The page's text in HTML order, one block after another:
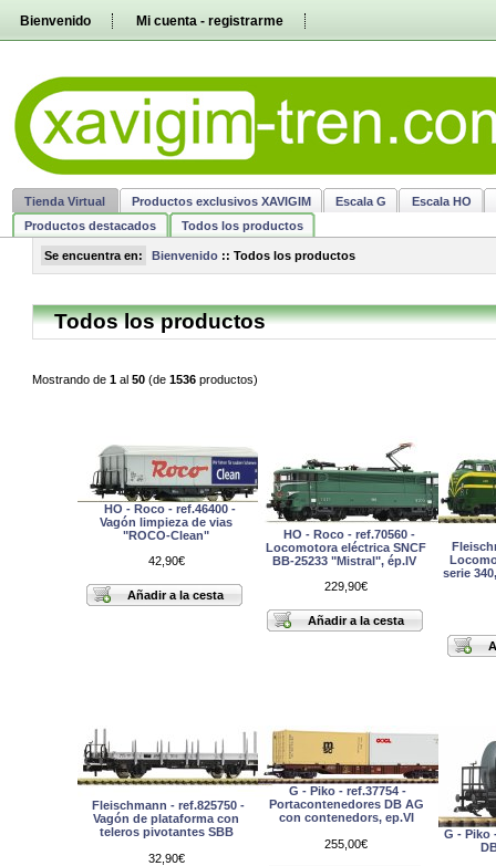
directamente
Bienvenido Mi cuenta - registrarme
Tienda Virtual Productos exclusivos XAVIGIM Escala G Escala HO
Productos destacados
Todos los productos
Se encuentra en: Bienvenido ::Todos los productos
Todos los productos
Mostrando de 1al 50(de 1536productos)
HO - Roco - ref.46400 -
Vagón limpieza de vias
"ROCO-Clean"
42,90€
HO - Roco - ref.70560 -
Locomotora eléctrica SNCF
BB-25233 "Mistral", ép.IV
229,90€
serie
Fleischmann - ref.825750 -
Vagón de plataforma con
teleros pivotantes SBB
32,90€
G - Piko - ref.37754 -
Portacontenedores DB AG
con contenedors, ep.VI
255,00€
G - Piko